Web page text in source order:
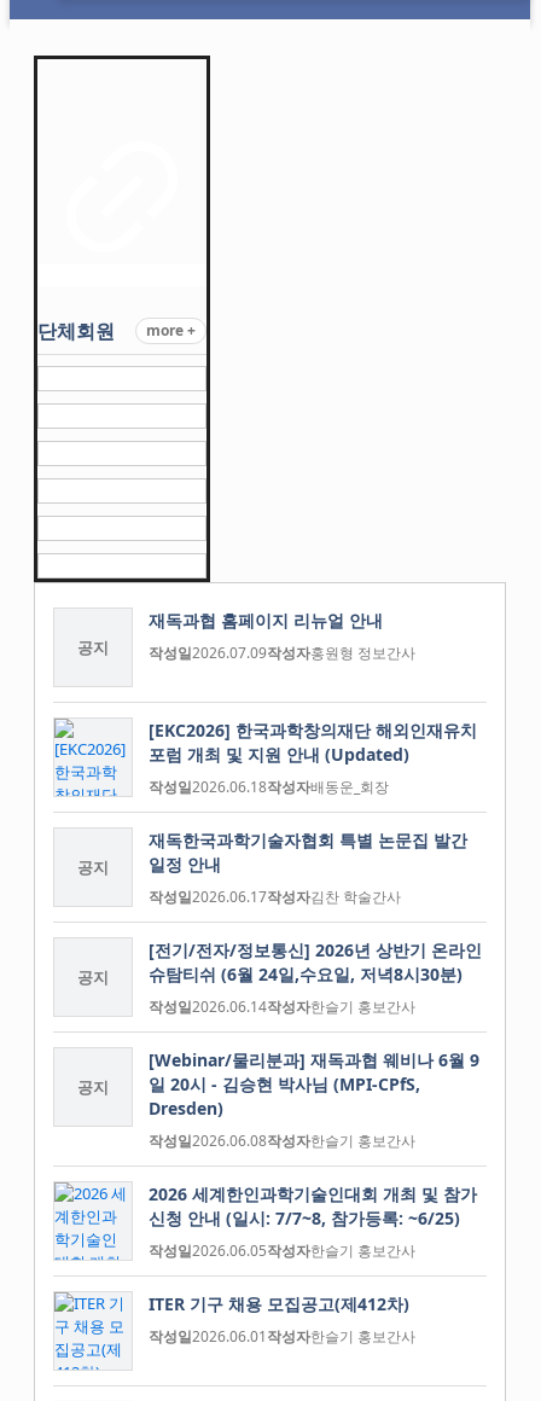
단체회원 more +
공지
재독과협 홈페이지 리뉴얼 안내
작성일2026.07.09작성자홍원형 정보간사
[EKC2026] 한국과학창의재단 해외인재유치
포럼 개최 및 지원 안내 (Updated)
작성일2026.06.18작성자배동운_회장
공지
재독한국과학기술자협회 특별 논문집 발간
일정 안내
작성일2026.06.17작성자김찬 학술간사
공지
[전기/전자/정보통신] 2026년 상반기 온라인
슈탐티쉬 (6월 24일,수요일, 저녁8시30분)
작성일2026.06.14작성자한슬기 홍보간사
공지
[Webinar/물리분과] 재독과협 웨비나 6월 9
일 20시 - 김승현 박사님 (MPI-CPfS,
Dresden)
작성일2026.06.08작성자한슬기 홍보간사
2026 세계한인과학기술인대회 개최 및 참가
신청 안내 (일시: 7/7~8, 참가등록: ~6/25)
작성일2026.06.05작성자한슬기 홍보간사
ITER 기구 채용 모집공고(제412차)
작성일2026.06.01작성자한슬기 홍보간사